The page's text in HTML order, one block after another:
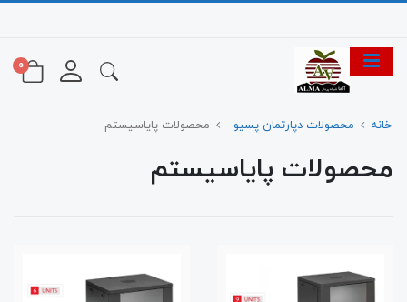
0
خانه محصولات دپارتمان پسیو محصولات پایاسیستم
محصولات پایاسیستم